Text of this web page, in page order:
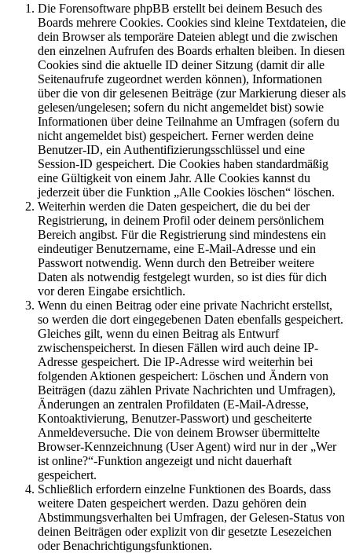
Die Forensoftware phpBB erstellt bei deinem Besuch des
Boards mehrere Cookies. Cookies sind kleine Textdateien, die
dein Browser als temporäre Dateien ablegt und die zwischen
den einzelnen Aufrufen des Boards erhalten bleiben. In diesen
Cookies sind die aktuelle ID deiner Sitzung (damit dir alle
Seitenaufrufe zugeordnet werden können), Informationen
über die von dir gelesenen Beiträge (zur Markierung dieser als
gelesen/ungelesen; sofern du nicht angemeldet bist) sowie
Informationen über deine Teilnahme an Umfragen (sofern du
nicht angemeldet bist) gespeichert. Ferner werden deine
Benutzer-ID, ein Authentifizierungsschlüssel und eine
Session-ID gespeichert. Die Cookies haben standardmäßig
eine Gültigkeit von einem Jahr. Alle Cookies kannst du
jederzeit über die Funktion „Alle Cookies löschen“ löschen.
Weiterhin werden die Daten gespeichert, die du bei der
Registrierung, in deinem Profil oder deinem persönlichem
Bereich angibst. Für die Registrierung sind mindestens ein
eindeutiger Benutzername, eine E-Mail-Adresse und ein
Passwort notwendig. Wenn durch den Betreiber weitere
Daten als notwendig festgelegt wurden, so ist dies für dich
vor deren Eingabe ersichtlich.
Wenn du einen Beitrag oder eine private Nachricht erstellst,
so werden die dort eingegebenen Daten ebenfalls gespeichert.
Gleiches gilt, wenn du einen Beitrag als Entwurf
zwischenspeicherst. In diesen Fällen wird auch deine IP-
Adresse gespeichert. Die IP-Adresse wird weiterhin bei
folgenden Aktionen gespeichert: Löschen und Ändern von
Beiträgen (dazu zählen Private Nachrichten und Umfragen),
Änderungen an zentralen Profildaten (E-Mail-Adresse,
Kontoaktivierung, Benutzer-Passwort) und gescheiterte
Anmeldeversuche. Die von deinem Browser übermittelte
Browser-Kennzeichnung (User Agent) wird nur in der „Wer
ist online?“-Funktion angezeigt und nicht dauerhaft
gespeichert.
Schließlich erfordern einzelne Funktionen des Boards, dass
weitere Daten gespeichert werden. Dazu gehören dein
Abstimmungsverhalten bei Umfragen, der Gelesen-Status von
deinen Beiträgen oder explizit von dir gesetzte Lesezeichen
oder Benachrichtigungsfunktionen.